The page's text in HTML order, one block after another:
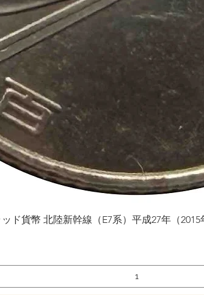
快速瀏覽
ド貨幣 北陸新幹線（E7系）平成27年（